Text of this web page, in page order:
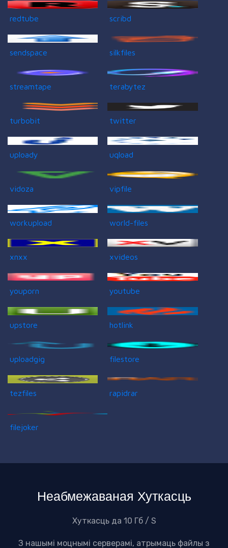
redtube scribd
sendspace silkfiles
streamtape terabytez
turbobit twitter
uploady uqload
vidoza vipfile
workupload world-files
xnxx xvideos
youporn youtube
upstore hotlink
uploadgig filestore
tezfiles rapidrar
filejoker
Неабмежаваная Хуткасць
Хуткасць да 10 Гб / S
З нашымі моцнымі серверамі, атрымаць файлы з